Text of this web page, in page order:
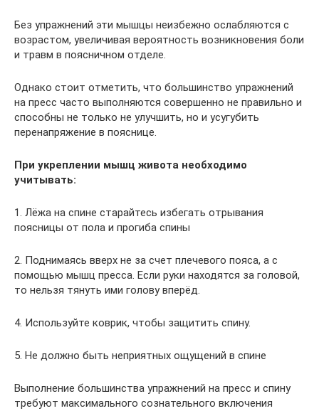
Без упражнений эти мышцы неизбежно ослабляются с
возрастом, увеличивая вероятность возникновения боли
и травм в поясничном отделе.
Однако стоит отметить, что большинство упражнений
на пресс часто выполняются совершенно не правильно и
способны не только не улучшить, но и усугубить
перенапряжение в пояснице.
При укреплении мышц живота необходимо
учитывать:
1. Лёжа на спине старайтесь избегать отрывания
поясницы от пола и прогиба спины
2. Поднимаясь вверх не за счет плечевого пояса, а с
помощью мышц пресса. Если руки находятся за головой,
то нельзя тянуть ими голову вперёд.
4. Используйте коврик, чтобы защитить спину.
5. Не должно быть неприятных ощущений в спине
Выполнение большинства упражнений на пресс и спину
требуют максимального сознательного включения